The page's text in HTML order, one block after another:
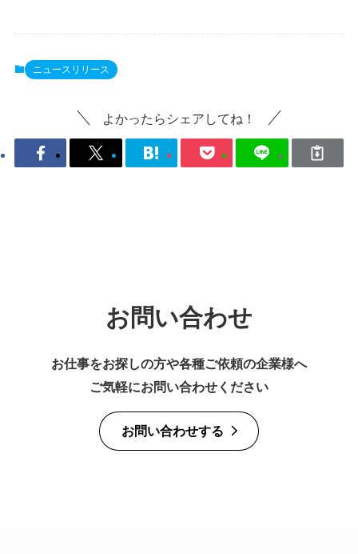
ニュースリリース
よかったらシェアしてね！
お問い合わせ
お仕事をお探しの方や各種ご依頼の企業様へ
ご気軽にお問い合わせください
お問い合わせする